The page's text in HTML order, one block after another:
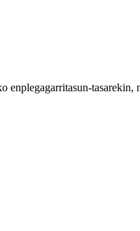
enplegagarritasun-tasarekin,